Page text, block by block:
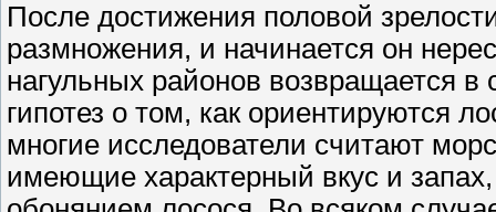
После достижения половой
размножения, и начинается он
нагульных районов возвращается
гипотез о том, как ориентируются
многие исследователи считают
имеющие характерный вкус и